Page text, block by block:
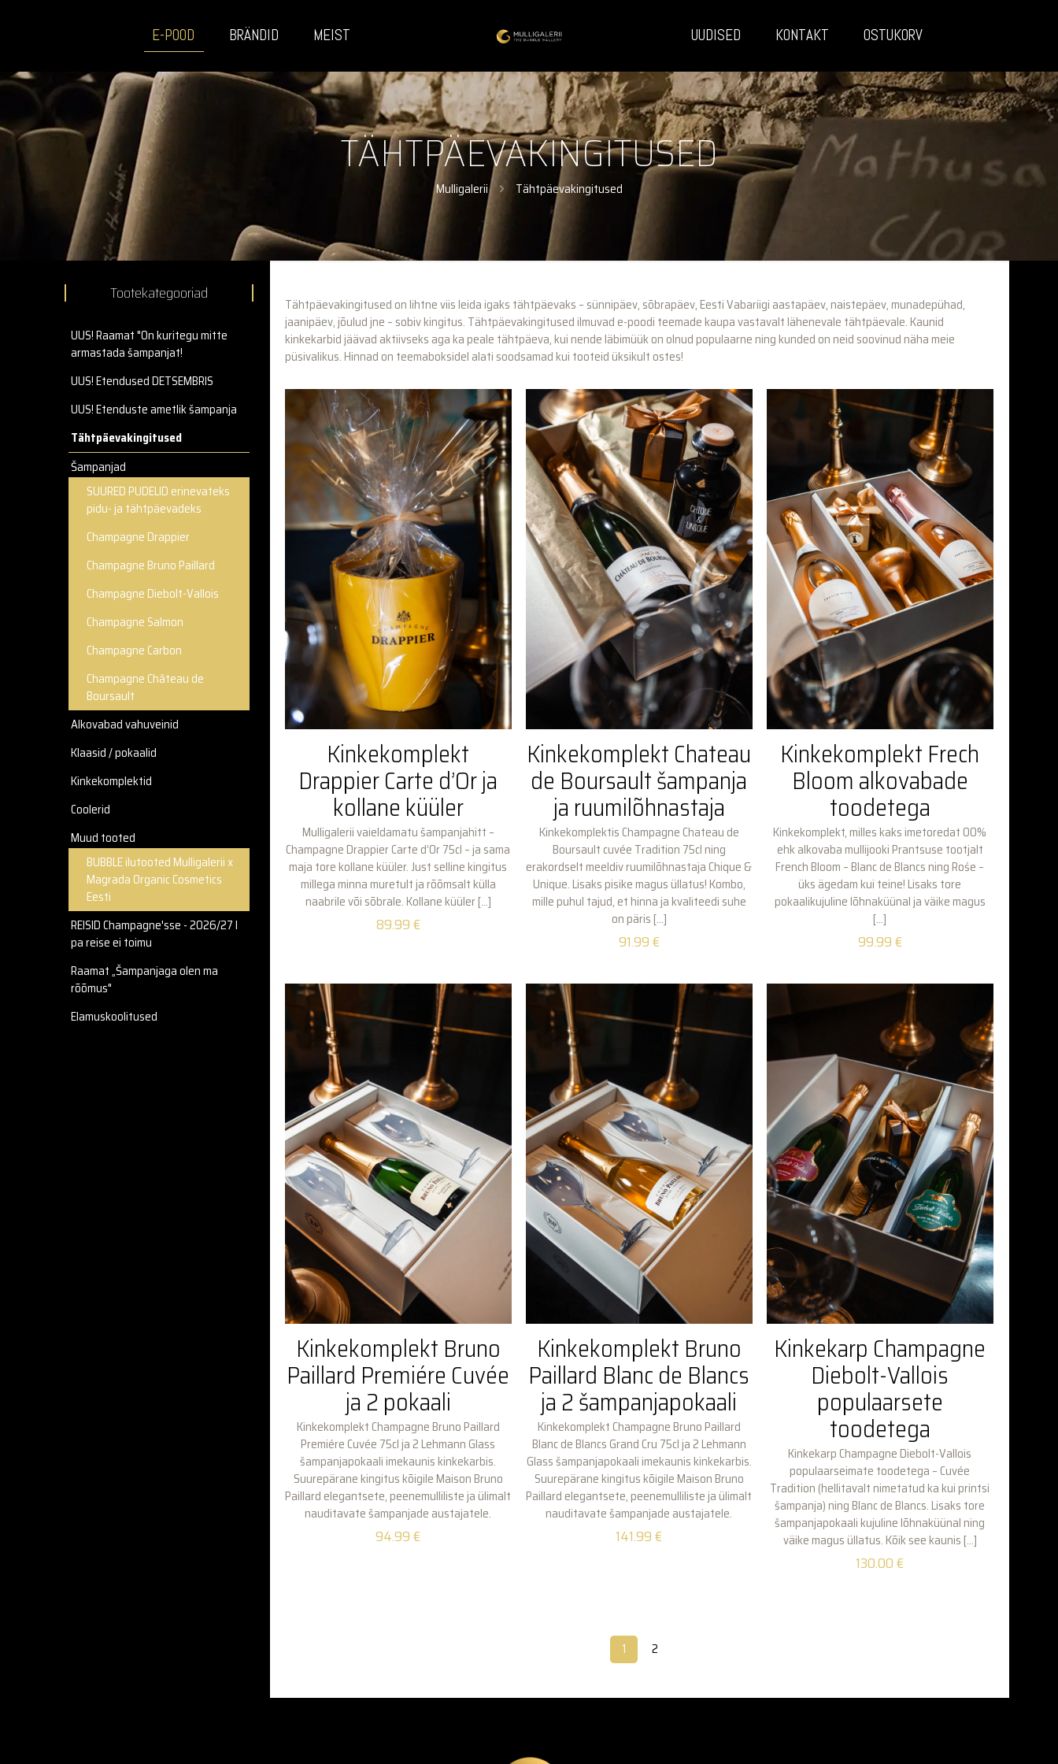
E-POOD BRÄNDID MEIST UUDISED KONTAKT OSTUKORV
TÄHTPÄEVAKINGITUSED
Mulligalerii Tähtpäevakingitused
Tähtpäevakingitused on lihtne viis leida igaks tähtpäevaks – sünnipäev, sõbrapäev, Eesti Vabariigi aastapäev, naistepäev, munadepühad,
jaanipäev, jõulud jne – sobiv kingitus. Tähtpäevakingitused ilmuvad e-poodi teemade kaupa vastavalt lähenevale tähtpäevale. Kaunid
kinkekarbid jäävad aktiivseks aga ka peale tähtpäeva, kui nende läbimüük on olnud populaarne ning kunded on neid soovinud näha meie
püsivalikus. Hinnad on teemaboksidel alati soodsamad kui tooteid üksikult ostes!
Kinkekomplekt
Drappier Carte d’Or ja
kollane küüler
Mulligalerii vaieldamatu šampanjahitt –
Champagne Drappier Carte d’Or 75cl – ja sama
maja tore kollane küüler. Just selline kingitus
millega minna muretult ja rõõmsalt külla
naabrile või sõbrale. Kollane küüler[…]
89.99€
Kinkekomplekt Chateau
de Boursault šampanja
ja ruumilõhnastaja
Kinkekomplektis Champagne Chateau de
Boursault cuvée Tradition 75cl ning
erakordselt meeldiv ruumilõhnastaja Chique &
Unique. Lisaks pisike magus üllatus! Kombo,
mille puhul tajud, et hinna ja kvaliteedi suhe
on päris […]
91.99€
Kinkekomplekt Frech
Bloom alkovabade
toodetega
Kinkekomplekt, milles kaks imetoredat 00%
ehk alkovaba mullijooki Prantsuse tootjalt
French Bloom – Blanc de Blancs ning Rośe –
üks ägedam kui teine! Lisaks tore
pokaalikujuline lõhnaküünal ja väike magus
[…]
99.99€
Kinkekomplekt Bruno
Paillard Premiére Cuvée
ja 2 pokaali
Kinkekomplekt Champagne Bruno Paillard
Premiére Cuvée 75cl ja 2 Lehmann Glass
šampanjapokaali imekaunis kinkekarbis.
Suurepärane kingitus kõigile Maison Bruno
Paillard elegantsete, peenemulliliste ja ülimalt
nauditavate šampanjade austajatele.
94.99€
Kinkekomplekt Bruno
Paillard Blanc de Blancs
ja 2 šampanjapokaali
Kinkekomplekt Champagne Bruno Paillard
Blanc de Blancs Grand Cru 75cl ja 2 Lehmann
Glass šampanjapokaali imekaunis kinkekarbis.
Suurepärane kingitus kõigile Maison Bruno
Paillard elegantsete, peenemulliliste ja ülimalt
nauditavate šampanjade austajatele.
141.99€
Kinkekarp Champagne
Diebolt-Vallois
populaarsete
toodetega
Kinkekarp Champagne Diebolt-Vallois
populaarseimate toodetega – Cuvée
Tradition (hellitavalt nimetatud ka kui printsi
šampanja) ning Blanc de Blancs. Lisaks tore
šampanjapokaali kujuline lõhnaküünal ning
väike magus üllatus. Kõik see kaunis […]
130.00€
1 2
Tootekategooriad
UUS! Raamat "On kuritegu mitte
armastada šampanjat!
UUS! Etendused DETSEMBRIS
UUS! Etenduste ametlik šampanja
Tähtpäevakingitused
Šampanjad
SUURED PUDELID erinevateks
pidu- ja tähtpäevadeks
Champagne Drappier
Champagne Bruno Paillard
Champagne Diebolt-Vallois
Champagne Salmon
Champagne Carbon
Champagne Château de
Boursault
Alkovabad vahuveinid
Klaasid / pokaalid
Kinkekomplektid
Coolerid
Muud tooted
BUBBLE ilutooted Mulligalerii x
Magrada Organic Cosmetics
Eesti
REISID Champagne'sse - 2026/27 I
pa reise ei toimu
Raamat „Šampanjaga olen ma
rõõmus"
Elamuskoolitused